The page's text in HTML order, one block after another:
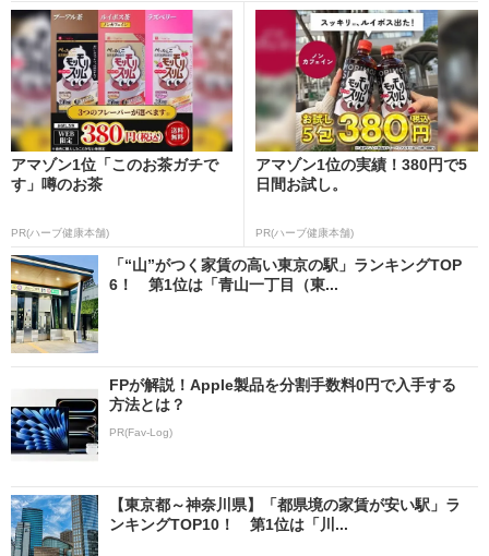
アマゾン1位「このお茶ガチで
す」噂のお茶
PR(ハーブ健康本舗)
アマゾン1位の実績！380円で5
日間お試し。
PR(ハーブ健康本舗)
「“山”がつく家賃の高い東京の駅」ランキングTOP
6！ 第1位は「青山一丁目（東...
FPが解説！Apple製品を分割手数料0円で入手する
方法とは？
PR(Fav-Log)
【東京都～神奈川県】「都県境の家賃が安い駅」ラ
ンキングTOP10！ 第1位は「川...